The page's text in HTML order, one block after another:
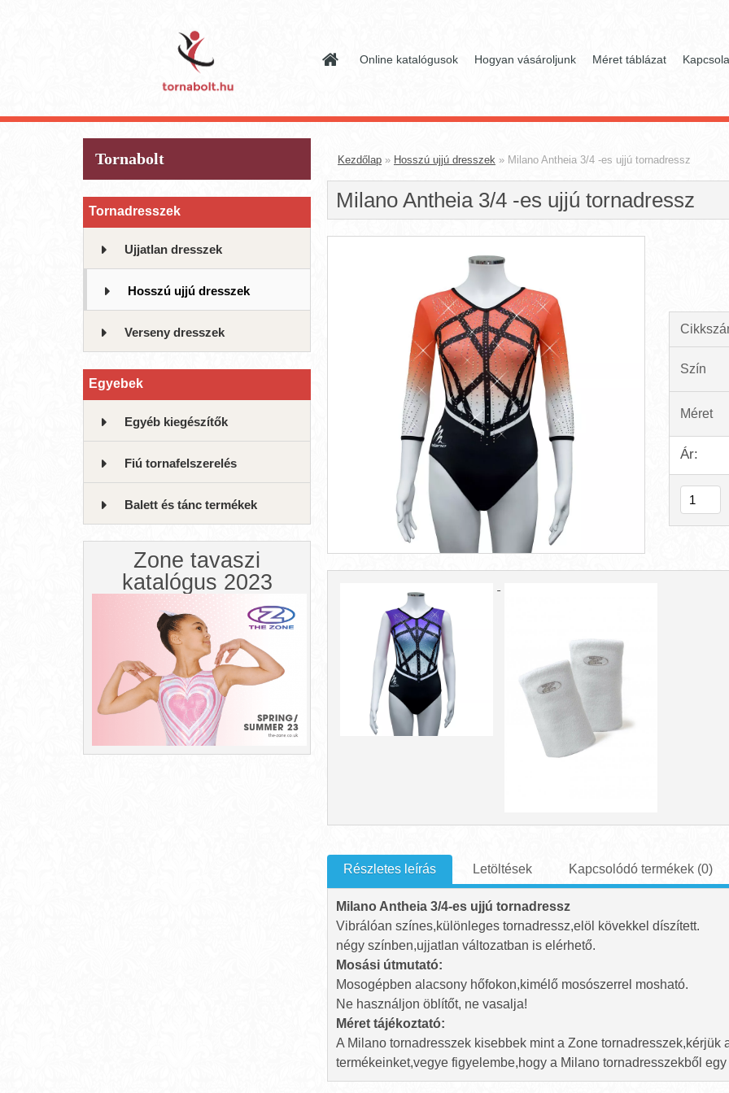
Online katalógusok Hogyan vásároljunk Méret táblázat
Tornabolt
Tornadresszek
Ujjatlan dresszek
Hosszú ujjú dresszek
Verseny dresszek
Egyebek
Egyéb kiegészítők
Fiú tornafelszerelés
Balett és tánc termékek
Zone tavaszi
katalógus 2023
Kezdőlap » Hosszú ujjú dresszek » Milano Antheia 3/4 -es ujjú tornadressz
Milano Antheia 3/4 -es ujjú tornadressz
Szín
Méret
Ár:
Részletes leírás Letöltések Kapcsolódó termékek (0)
Milano Antheia 3/4-es ujjú tornadressz
Vibrálóan színes,különleges tornadressz,elöl kövekkel díszített.
négy színben,ujjatlan változatban is elérhető.
Mosási útmutató:
Mosogépben alacsony hőfokon,kimélő mosószerrel mosható.
Ne használjon öblítőt, ne vasalja!
Méret tájékoztató:
A Milano tornadresszek kisebbek mint a Zone tornadresszek,kérjük
termékeinket,vegye figyelembe,hogy a Milano tornadresszekből